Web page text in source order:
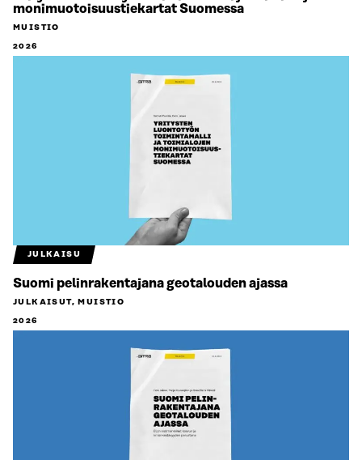
monimuotoisuustiekartat Suomessa
MUISTIO
2026
JULKAISU
Suomi pelinrakentajana geotalouden ajassa
JULKAISUT, MUISTIO
2026